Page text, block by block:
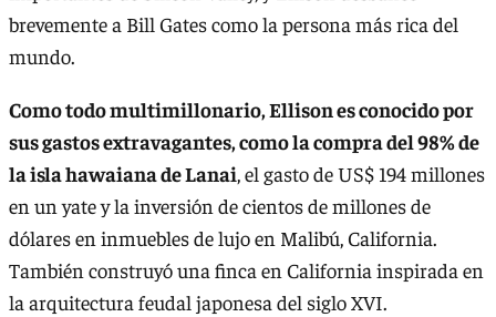
brevemente a Bill Gates como la persona más rica del
mundo.
Como todo multimillonario, Ellison es conocido por
sus gastos extravagantes, como la compra del 98% de
la isla hawaiana de Lanai , el gasto de US$ 194 millones
en un yate y la inversión de cientos de millones de
dólares en inmuebles de lujo en Malibú, California.
También construyó una finca en California inspirada en
la arquitectura feudal japonesa del siglo XVI.